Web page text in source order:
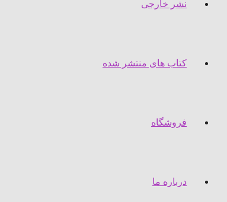
نشر خارجی
کتاب های منتشر شده
فروشگاه
درباره ما